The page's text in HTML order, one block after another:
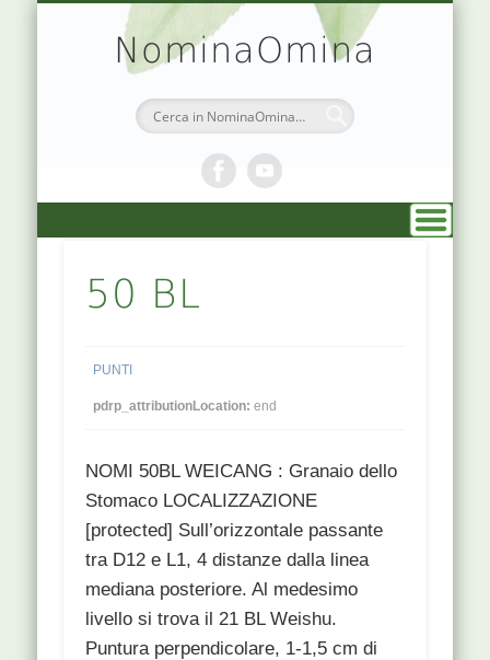
NominaOmina
HOME
CHI SONO
MEDICINA CINESE
SIMBOLOGIA
ATLANTE PUNTI
TEORIA & APPUNTI
DR. AGO
PRENOTAZIONI
50 BL
PUNTI
pdrp_attributionLocation: end
NOMI 50BL WEICANG : Granaio dello
Stomaco LOCALIZZAZIONE
[protected] Sull’orizzontale passante
tra D12 e L1, 4 distanze dalla linea
mediana posteriore. Al medesimo
livello si trova il 21 BL Weishu.
Puntura perpendicolare, 1-1,5 cm di